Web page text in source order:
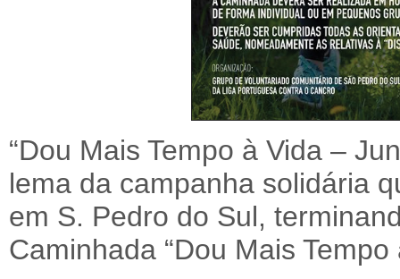
“Dou Mais Tempo à Vida –
lema da campanha solidária
em S. Pedro do Sul,
Caminhada “Dou Mais Tempo